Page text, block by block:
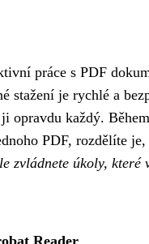
práce s PDF
stažení je rychlé a
opravdu každý.
PDF, rozdělíte
zvládnete úkoly, které
Reader